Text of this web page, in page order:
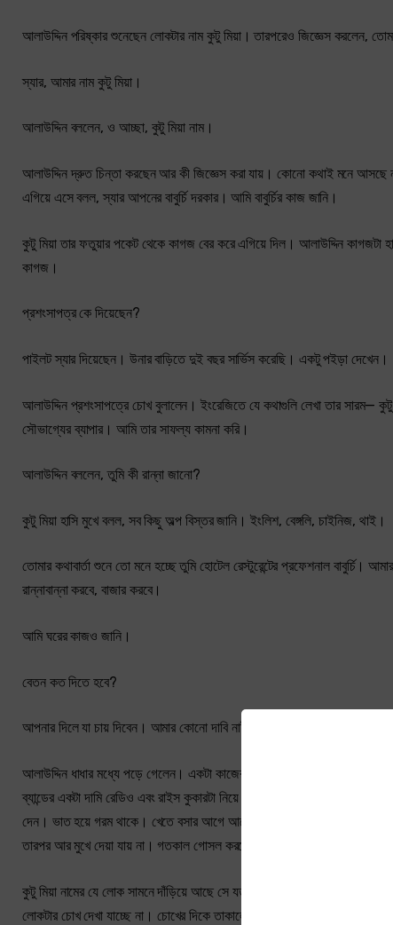
আলাউদ্দিন পরিষ্কার শুনেছেন লোকটার নাম কুটু মিয়া। তারপরেও জিজ্ঞেস করলেন,
স্যার, আমার নাম কুটু মিয়া।
আলাউদ্দিন বললেন, ও আচ্ছা, কুটু মিয়া নাম।
আলাউদ্দিন দ্রুত চিন্তা করছেন আর কী জিজ্ঞেস করা যায়। কোনো কথাই মনে আসছে
এগিয়ে এসে বলল, স্যার আপনের বাবুর্চি দরকার। আমি বাবুর্চির কাজ জানি।
কুটু মিয়া তার ফতুয়ার পকেট থেকে কাগজ বের করে এগিয়ে দিল। আলাউদ্দিন কাগজটা
কাগজ।
প্রশংসাপত্র কে দিয়েছেন?
পাইলট স্যার দিয়েছেন। উনার বাড়িতে দুই বছর সার্ভিস করেছি। একটু পইড়া দেখেন।
আলাউদ্দিন প্রশংসাপত্রে চোখ বুলালেন। ইংরেজিতে যে কথাগুলি লেখা তার সারম—
সৌভাগ্যের ব্যাপার। আমি তার সাফল্য কামনা করি।
আলাউদ্দিন বললেন, তুমি কী রান্না জানো?
কুটু মিয়া হাসি মুখে বলল, সব কিছু অল্প বিস্তর জানি। ইংলিশ, বেঙ্গলি, চাইনিজ, থাই।
তোমার কথাবার্তা শুনে তো মনে হচ্ছে তুমি হোটেল রেস্টুরেন্টের প্রফেশনাল
রান্নাবান্না করবে, বাজার করবে।
আমি ঘরের কাজও জানি।
বেতন কত দিতে হবে?
আপনার দিলে যা চায় দিবেন। আমার কোনো দাবি নাই।
আলাউদ্দিন ধাধার মধ্যে পড়ে গেলেন। একটা কাজের লোকের তার খুবই প্রয়োজন। গত
ব্যান্ডের একটা দামি রেডিও এবং রাইস কুকারটা নিয়ে চলে গেছে। রাইস কুকার
দেন। ভাত হয়ে গরম থাকে। খেতে বসার আগে আগে একটা ডিম ভেজে নেয়া। এখন
তারপর আর মুখে দেয়া যায় না। গতকাল গোসল করতে পারেন নি। টংকে পানি ছিল
কুটু মিয়া নামের যে লোক সামনে দাঁড়িয়ে আছে সে যত ভালো বাবুর্চিই হোক তাকে
লোকটার চোখ দেখা যাচ্ছে না। চোখের দিকে তাকালেই অস্বস্তি বোধ হয়। এ রকম